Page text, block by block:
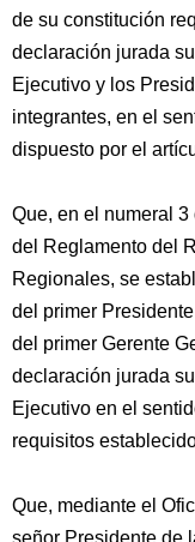
de su constitución
declaración jurada
Ejecutivo y los
integrantes, en el
dispuesto por el
Que, en el numeral
del Reglamento del
Regionales, se
del primer
del primer Gerente
declaración jurada
Ejecutivo en el
requisitos
Que, mediante el
señor Presidente de